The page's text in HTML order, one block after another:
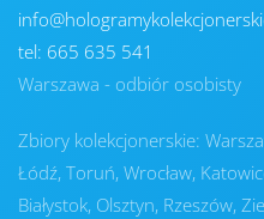
tel: 665 635 541
Warszawa - odbiór osobisty
Zbiory kolekcjonerskie:
Łódź, Toruń, Wrocław,
Białystok, Olsztyn, Rzeszów,